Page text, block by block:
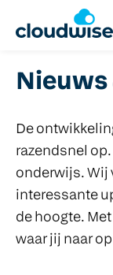
Nieuws
De
razendsnel
onderwijs. Wij
interessante
de hoogte.
waar jij naar